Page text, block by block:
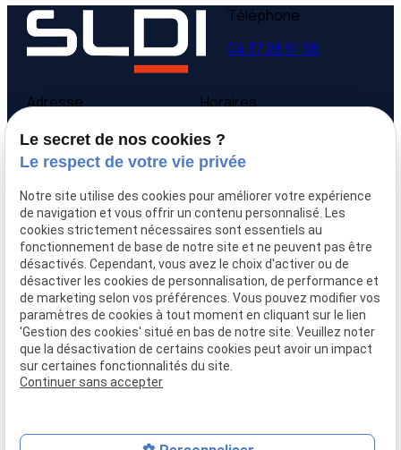
Téléphone
04 37 28 61 56
Adresse
9 avenue Victor Hugo
69160 Tassin la Demi-
Lune
Horaires
Lundi - Vendredi
09:00-12:00,
Accueil
Qui sommes-nous
Nos biens
Prix immobilier
Confier mon bien
Rejoignez-nous
Contact
Le secret de nos cookies ?
Le respect de votre vie privée
Notre site utilise des cookies pour améliorer votre expérience
de navigation et vous offrir un contenu personnalisé. Les
cookies strictement nécessaires sont essentiels au
fonctionnement de base de notre site et ne peuvent pas être
désactivés. Cependant, vous avez le choix d'activer ou de
désactiver les cookies de personnalisation, de performance et
de marketing selon vos préférences. Vous pouvez modifier vos
paramètres de cookies à tout moment en cliquant sur le lien
'Gestion des cookies' situé en bas de notre site. Veuillez noter
que la désactivation de certains cookies peut avoir un impact
sur certaines fonctionnalités du site.
Continuer sans accepter